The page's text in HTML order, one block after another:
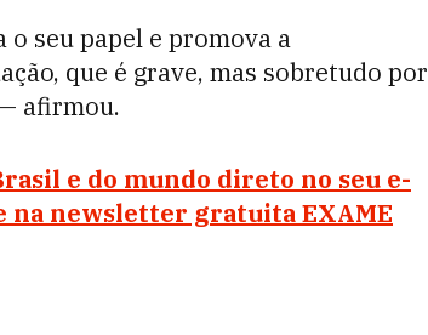
seu papel e promova a
que é grave, mas sobretudo por
afirmou.
e do mundo direto no seu e-
na newsletter gratuita EXAME